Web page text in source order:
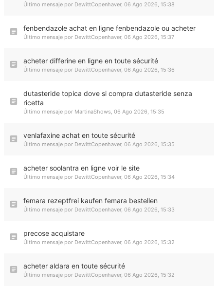
Último mensaje por DewittCopenhaver, 06 Ago 2026, 15:38
fenbendazole achat en ligne fenbendazole ou acheter
Último mensaje por DewittCopenhaver, 06 Ago 2026, 15:37
acheter differine en ligne en toute sécurité
Último mensaje por DewittCopenhaver, 06 Ago 2026, 15:36
dutasteride topica dove si compra dutasteride senza
ricetta
Último mensaje por MartinaShows, 06 Ago 2026, 15:35
venlafaxine achat en toute sécurité
Último mensaje por DewittCopenhaver, 06 Ago 2026, 15:35
acheter soolantra en ligne voir le site
Último mensaje por DewittCopenhaver, 06 Ago 2026, 15:34
femara rezeptfrei kaufen femara bestellen
Último mensaje por DewittCopenhaver, 06 Ago 2026, 15:33
precose acquistare
Último mensaje por DewittCopenhaver, 06 Ago 2026, 15:32
acheter aldara en toute sécurité
Último mensaje por DewittCopenhaver, 06 Ago 2026, 15:32